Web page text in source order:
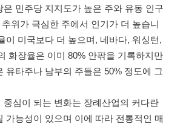
은 민주당 지지도가 높은 주와 유동 인구
위가 극심한 주에서 인기가 더 높습니
이 미국보다 더 높으며, 네바다, 워싱턴,
화장율은 이미 80% 안팎을 기록하지만
유타주나 남부의 주들은 50% 정도에 그
중심이 되는 변화는 장례산업의 커다란
가능성이 있으며 이에 따라 전통적인 매